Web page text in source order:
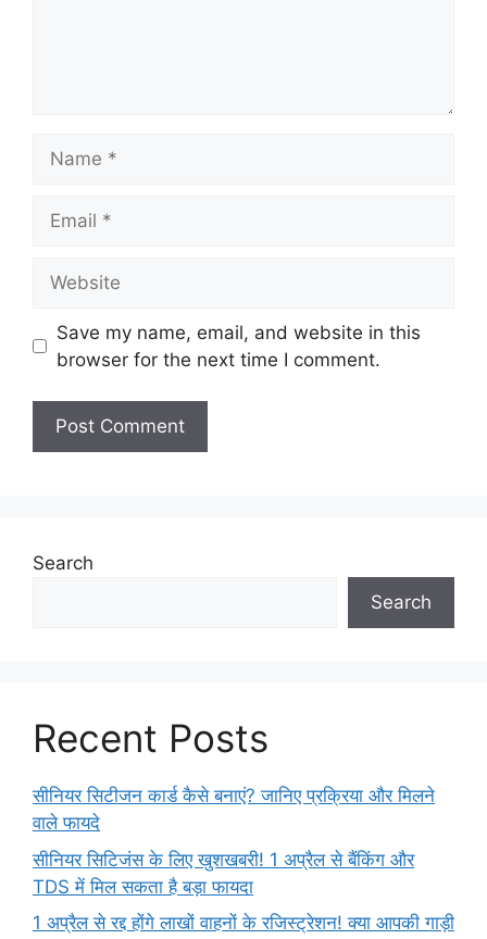
Save my name, email, and website in this
browser for the next time I comment.
Search
Search
Recent Posts
सीनियर सिटीजन कार्ड कैसे बनाएं? जानिए प्रक्रिया और मिलने
वाले फायदे
सीनियर सिटिजंस के लिए खुशखबरी! 1 अप्रैल से बैंकिंग और
TDS में मिल सकता है बड़ा फायदा
1 अप्रैल से रद्द होंगे लाखों वाहनों के रजिस्ट्रेशन! क्या आपकी गाड़ी